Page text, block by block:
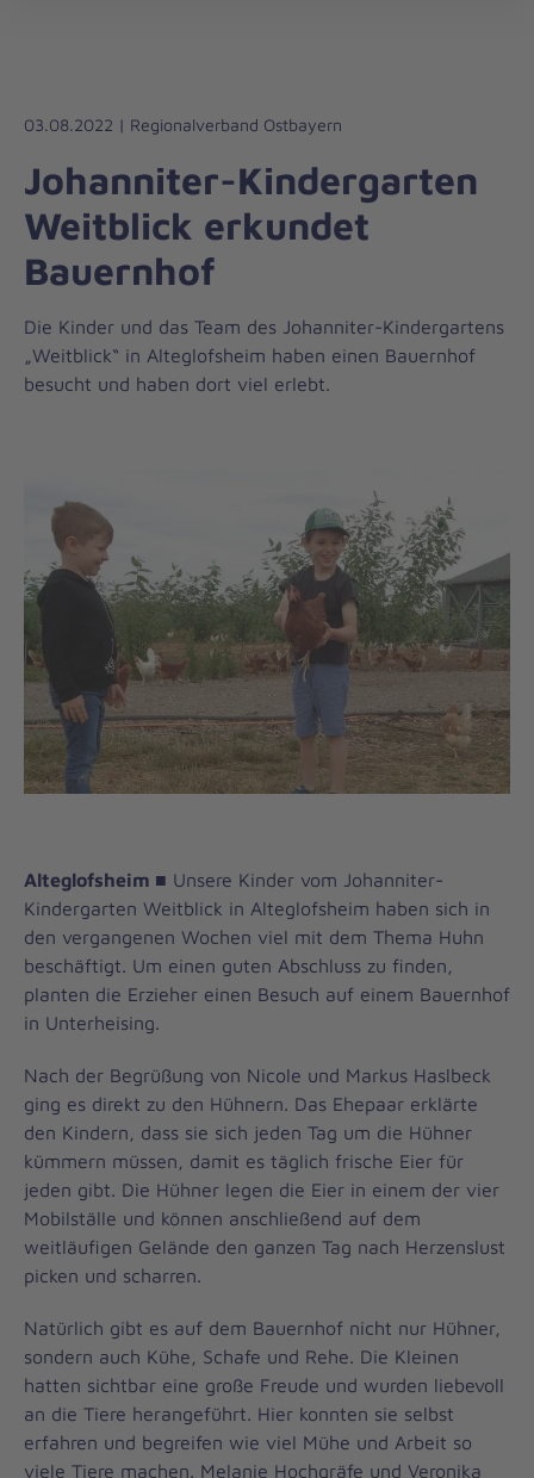
Liebe
Leben
03.08.2022 | Regionalverband Ostbayern
Johanniter-Kindergarten
Weitblick erkundet
Bauernhof
Die Kinder und das Team des Johanniter-Kindergartens
„Weitblick“ in Alteglofsheim haben einen Bauernhof
besucht und haben dort viel erlebt.
Alteglofsheim ■ Unsere Kinder vom Johanniter-
Kindergarten Weitblick in Alteglofsheim haben sich in
den vergangenen Wochen viel mit dem Thema Huhn
beschäftigt. Um einen guten Abschluss zu finden,
planten die Erzieher einen Besuch auf einem Bauernhof
in Unterheising.
Nach der Begrüßung von Nicole und Markus Haslbeck
ging es direkt zu den Hühnern. Das Ehepaar erklärte
den Kindern, dass sie sich jeden Tag um die Hühner
kümmern müssen, damit es täglich frische Eier für
jeden gibt. Die Hühner legen die Eier in einem der vier
Mobilställe und können anschließend auf dem
weitläufigen Gelände den ganzen Tag nach Herzenslust
picken und scharren.
Natürlich gibt es auf dem Bauernhof nicht nur Hühner,
sondern auch Kühe, Schafe und Rehe. Die Kleinen
hatten sichtbar eine große Freude und wurden liebevoll
an die Tiere herangeführt. Hier konnten sie selbst
erfahren und begreifen wie viel Mühe und Arbeit so
viele Tiere machen. Melanie Hochgräfe und Veronika